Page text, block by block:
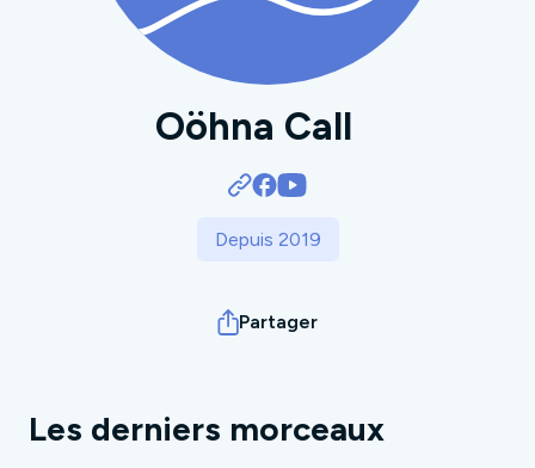
Oöhna Call
Depuis 2019
Partager
Les derniers morceaux